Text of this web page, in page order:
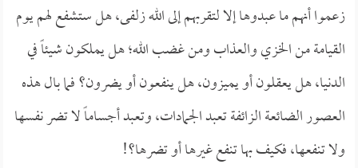
زعموا أنهم ما عبدوها إلا لتقربهم إلى الله زلفى، هل ستشفع لهم يوم
القيامة من الخزي والعذاب ومن غضب الله؛ هل يملكون شيئاً في
الدنيا، هل يعقلون أو يميزون، هل ينفعون أو يضرون؟ فما بال هذه
العصور الضائعة الزائفة تعبد الجمادات، وتعبد أجساماً لا تضر نفسها
ولا تنفعها، فكيف بها تنفع غيرها أو تضرها؟!